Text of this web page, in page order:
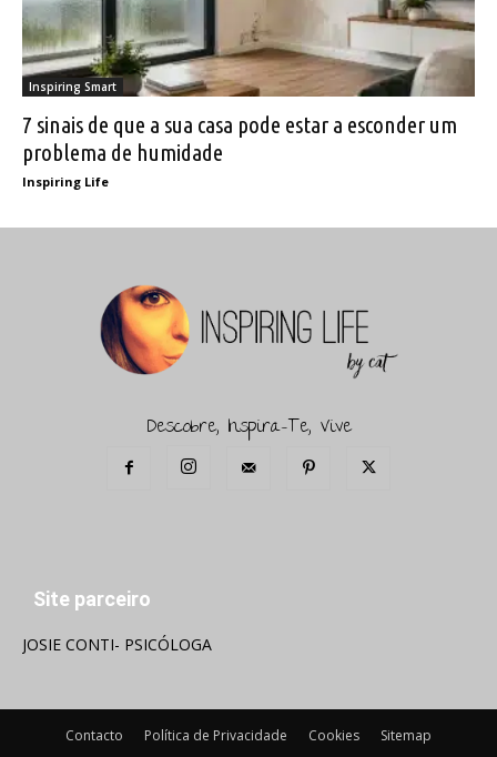
Inspiring Smart
7 sinais de que a sua casa pode estar a esconder um
problema de humidade
Inspiring Life
Descobre, Inspira-Te, Vive
Site parceiro
JOSIE CONTI- PSICÓLOGA
Contacto Política de Privacidade Cookies Sitemap